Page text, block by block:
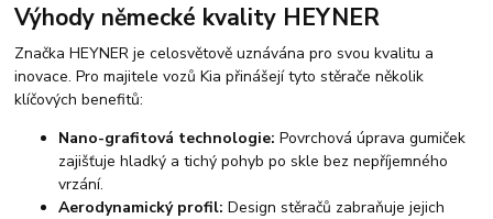
Výhody německé kvality HEYNER
Značka HEYNER je celosvětově uznávána pro svou kvalitu a
inovace. Pro majitele vozů Kia přinášejí tyto stěrače několik
klíčových benefitů:
Nano-grafitová technologie: Povrchová úprava gumiček
zajišťuje hladký a tichý pohyb po skle bez nepříjemného
vrzání.
Aerodynamický profil: Design stěračů zabraňuje jejich